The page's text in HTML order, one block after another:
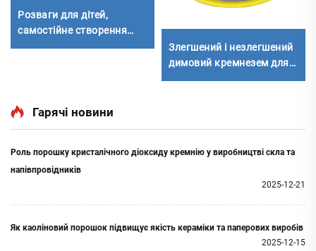
Розваги для дітей,
самостійне створення
Злегшений і незлегшений
димовий кремнезем для
Гарячі новини
Роль порошку кристалічного діоксиду кремнію у виробництві скла та
напівпровідників
2025-12-21
Як каоліновий порошок підвищує якість кераміки та паперових виробів
2025-12-15